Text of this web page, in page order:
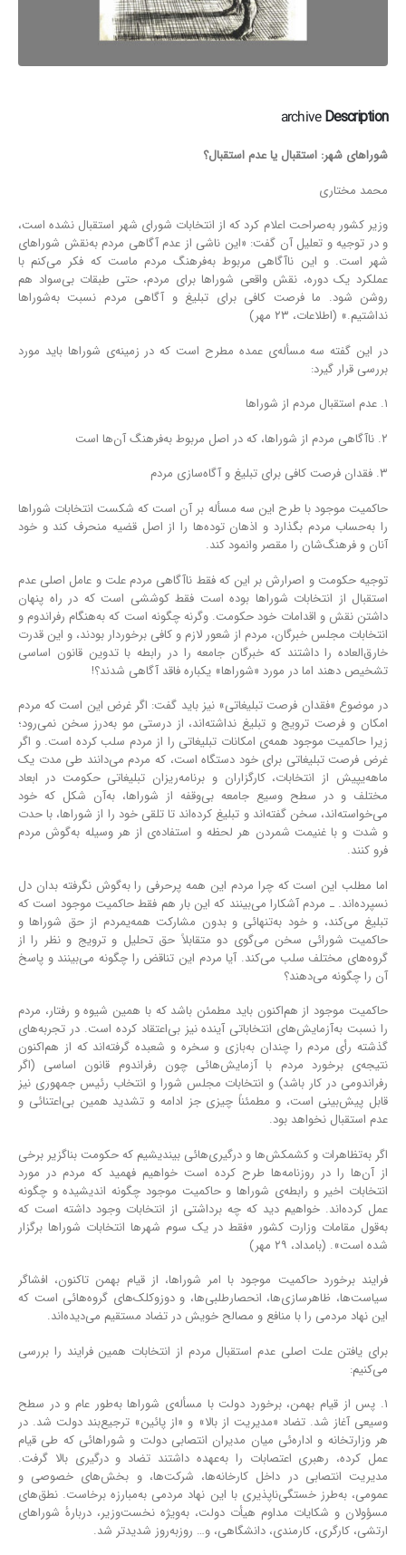
archiveDescription
شوراهای شهر: استقبال یا عدم استقبال؟
محمد مختاری
وزیر کشور به‌صراحت اعلام کرد که از انتخابات شورای شهر استقبال نشده است،
و در توجیه و تعلیل آن گفت: «این ناشی از عدم آگاهی مردم به‌نقش شوراهای
شهر است. و این ناآگاهی مربوط به‌فرهنگ مردم ماست که فکر می‌کنم با
عملکرد یک دوره، نقش واقعی شوراها برای مردم، حتی طبقات بی‌سواد هم
روشن شود. ما فرصت کافی برای تبلیغ و آگاهی مردم نسبت به‌شوراها
نداشتیم.» (اطلاعات، ۲۳ مهر)
در این گفته سه مسأله‌ی عمده مطرح است که در زمینه‌ی شوراها باید مورد
بررسی قرار گیرد:
۱. عدم استقبال مردم از شوراها
۲. ناآگاهی مردم از شوراها، که در اصل مربوط به‌فرهنگ آن‌ها است
۳. فقدان فرصت کافی برای تبلیغ و آگاه‌سازی مردم
حاکمیت موجود با طرح این سه مسأله بر آن است که شکست انتخابات شوراها
را به‌حساب مردم بگذارد و اذهان توده‌ها را از اصل قضیه منحرف کند و خود
آنان و فرهنگ‌شان را مقصر وانمود کند.
توجیه حکومت و اصرارش بر این که فقط ناآگاهی مردم علت و عامل اصلی عدم
استقبال از انتخابات شوراها بوده است فقط کوششی است که در راه پنهان
داشتن نقش و اقدامات خود حکومت. وگرنه چگونه است که به‌هنگام رفراندوم و
انتخابات مجلس خبرگان، مردم از شعور لازم و کافی برخوردار بودند، و این قدرت
خارق‌العاده را داشتند که خبرگان جامعه را در رابطه با تدوین قانون اساسی
تشخیص دهند اما در مورد «شوراها» یکباره فاقد آگاهی شدند؟!
در موضوع «فقدان فرصت تبلیغاتی» نیز باید گفت: اگر غرض این است که مردم
امکان و فرصت ترویج و تبلیغ نداشته‌اند، از درستی مو به‌درز سخن نمی‌رود؛
زیرا حاکمیت موجود همه‌ی امکانات تبلیغاتی را از مردم سلب کرده است. و اگر
غرض فرصت تبلیغاتی برای خود دستگاه است، که مردم می‌دانند طی مدت یک
ماهه‌یپیش از انتخابات، کارگزاران و برنامه‌ریزان تبلیغاتی حکومت در ابعاد
مختلف و در سطح وسیع جامعه بی‌وقفه از شوراها، به‌آن شکل که خود
می‌خواسته‌اند، سخن گفته‌اند و تبلیغ کرده‌اند تا تلقی خود را از شوراها، با حدت
و شدت و با غنیمت شمردن هر لحظه و استفاده‌ی از هر وسیله به‌گوش مردم
فرو کنند.
اما مطلب این است که چرا مردم این همه پرحرفی را به‌گوش نگرفته بدان دل
نسپرده‌اند. ـ مردم آشکارا می‌بینند که این بار هم فقط حاکمیت موجود است که
تبلیغ می‌کند، و خود به‌تنهائی و بدون مشارکت همه‌یمردم از حق شوراها و
حاکمیت شورائی سخن می‌گوی دو متقابلاً حق تحلیل و ترویج و نظر را از
گروه‌های مختلف سلب می‌کند. آیا مردم این تناقض را چگونه می‌بینند و پاسخ
آن را چگونه می‌دهند؟
حاکمیت موجود از هم‌اکنون باید مطمئن باشد که با همین شیوه و رفتار، مردم
را نسبت به‌آزمایش‌های انتخاباتی آینده نیز بی‌اعتقاد کرده است. در تجربه‌های
گذشته رأی مردم را چندان به‌بازی و سخره و شعبده گرفته‌اند که از هم‌اکنون
نتیجه‌ی برخورد مردم با آزمایش‌‌هائی چون رفراندوم قانون اساسی (اگر
رفراندومی در کار باشد) و انتخابات مجلس شورا و انتخاب رئیس جمهوری نیز
قابل پیش‌بینی است، و مطمئناً چیزی جز ادامه و تشدید همین بی‌اعتنائی و
عدم استقبال نخواهد بود.
اگر به‌تظاهرات و کشمکش‌ها و درگیری‌هائی بیندیشیم که حکومت بناگزیر برخی
از آن‌ها را در روزنامه‌ها طرح کرده است خواهیم فهمید که مردم در مورد
انتخابات اخیر و رابطه‌ی شوراها و حاکمیت موجود چگونه اندیشیده و چگونه
عمل کرده‌اند. خواهیم دید که چه برداشتی از انتخابات وجود داشته است که
به‌قول مقامات وزارت کشور «فقط در یک سوم شهرها انتخابات شوراها برگزار
شده است». (بامداد، ۲۹ مهر)
فرایند برخورد حاکمیت موجود با امر شوراها، از قیام بهمن تاکنون، افشاگر
سیاست‌ها، ظاهرسازی‌ها، انحصارطلبی‌ها، و دوزوکلک‌های گروه‌هائی است که
این نهاد مردمی را با منافع و مصالح خویش در تضاد مستقیم می‌دیده‌اند.
برای یافتن علت اصلی عدم استقبال مردم از انتخابات همین فرایند را بررسی
می‌کنیم:
۱. پس از قیام بهمن، برخورد دولت با مسأله‌ی شوراها به‌طور عام و در سطح
وسیعی آغاز شد. تضاد «مدیریت از بالا» و «از پائین» ترجیع‌بند دولت شد. در
هر وزارتخانه و اداره‌ئی میان مدیران انتصابی دولت و شوراها‌ئی که طی قیام
عمل کرده، رهبری اعتصابات را به‌عهده داشتند تضاد و درگیری بالا گرفت.
مدیریت انتصابی در داخل کارخانه‌ها، شرکت‌ها، و بخش‌های خصوصی و
عمومی، به‌طرز خستگی‌ناپذیری با این نهاد مردمی به‌مبارزه برخاست. نطق‌های
مسؤولان و شکایات مداوم هیأت دولت، به‌ویژه نخست‌وزیر، دربارﻩٔ شوراهای
ارتشی، کارگری، کارمندی، دانشگاهی، و… روزبه‌روز شدیدتر شد.